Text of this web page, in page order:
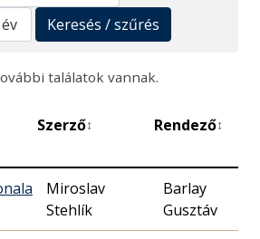
Keresés / szűrés
találatok vannak.
Szerző↕ Rendező↕
Miroslav
Stehlík
Barlay
Gusztáv